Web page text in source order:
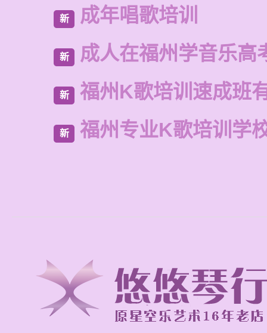
新 成年唱歌培训
新 成人在福州学音乐高
新 福州K歌培训速成班
新 福州专业K歌培训学